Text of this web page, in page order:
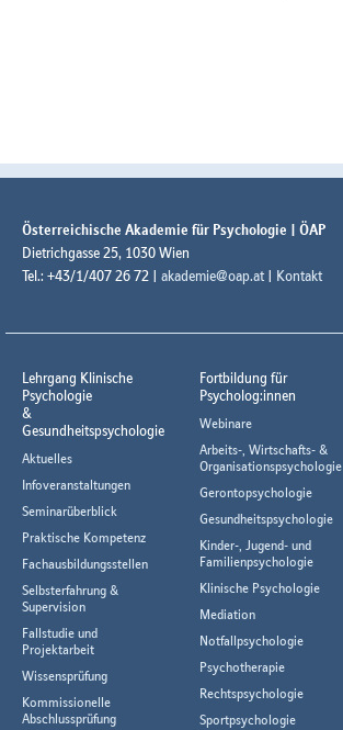
Österreichische Akademie für Psychologie | ÖAP
Dietrichgasse 25, 1030 Wien
Tel.: +43/1/407 26 72 | akademie@oap.at | Kontakt
Lehrgang Klinische
Psychologie
&
Gesundheitspsychologie
Aktuelles
Infoveranstaltungen
Seminarüberblick
Praktische Kompetenz
Fachausbildungsstellen
Selbsterfahrung &
Supervision
Fallstudie und
Projektarbeit
Wissensprüfung
Kommissionelle
Abschlussprüfung
Fortbildung für
Psycholog:innen
Webinare
Arbeits-, Wirtschafts- &
Organisationspsychologie
Gerontopsychologie
Gesundheitspsychologie
Kinder-, Jugend- und
Familienpsychologie
Klinische Psychologie
Mediation
Notfallpsychologie
Psychotherapie
Rechtspsychologie
Sportpsychologie